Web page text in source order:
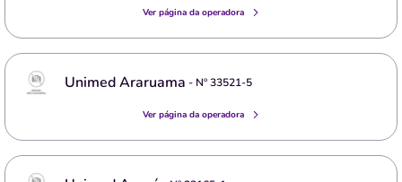
Ver página da operadora
Unimed Araruama - Nº33521-5
Ver página da operadora